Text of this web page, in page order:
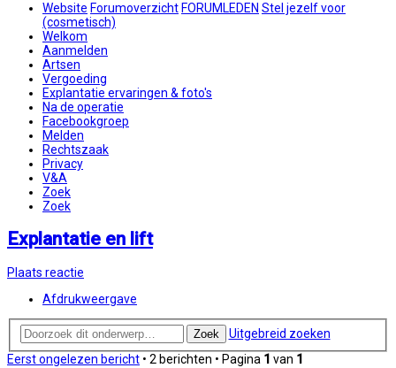
Website Forumoverzicht FORUMLEDEN Stel jezelf voor
(cosmetisch)
Welkom
Aanmelden
Artsen
Vergoeding
Explantatie ervaringen & foto's
Na de operatie
Facebookgroep
Melden
Rechtszaak
Privacy
V&A
Zoek
Zoek
Explantatie en lift
Plaats reactie
Afdrukweergave
Zoek
Uitgebreid zoeken
Eerst ongelezen bericht • 2 berichten • Pagina 1 van 1